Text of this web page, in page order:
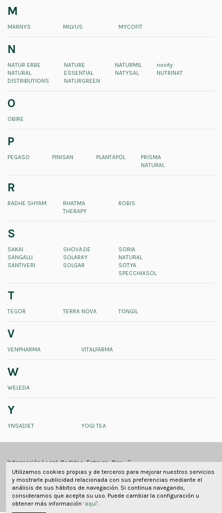
M
MARNYS MILVUS MYCOFIT
N
NATUR ERBE
NATURAL
DISTRIBUTIONS
NATURE
ESSENTIAL
NATURGREEN
NATURMIL
NATYSAL
novity
NUTRINAT
O
OBIRE
P
PEGASO PINISAN PLANTAPOL
PRISMA
NATURAL
R
RADHE SHYAM
RHATMA
THERAPY
ROBIS
S
SAKAI
SANGALLI
SANTIVERI
SHOVA.DE
SOLARAY
SOLGAR
SORIA
NATURAL
SOTYA
SPECCHIASOL
T
TEGOR TERRA NOVA TONGIL
V
VENPHARMA VITALFARMA
W
WELEDA
Y
YNSADIET YOGI TEA
Información Legal, Pedidos, Entrega, Dev
Información de contacto
Utilizamos cookies propias y de terceros para mejorar nuestros servicios
y mostrarle publicidad relacionada con sus preferencias mediante el
análisis de sus hábitos de navegación. Si continua navegando,
consideramos que acepta su uso. Puede cambiar la configuración u
obtener más información ‘aquí’.